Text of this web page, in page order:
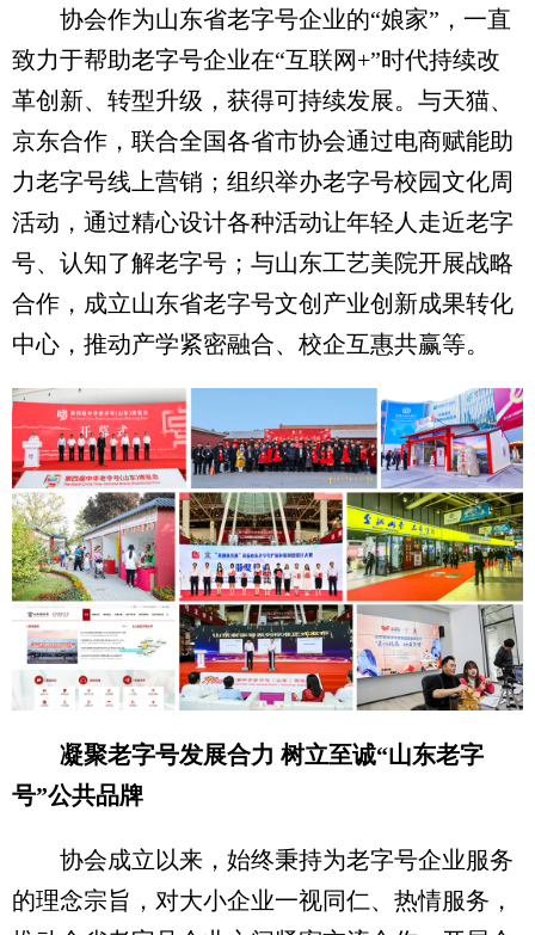
协会作为山东省老字号企业的“娘家”，一直
致力于帮助老字号企业在“互联网+”时代持续改
革创新、转型升级，获得可持续发展。与天猫、
京东合作，联合全国各省市协会通过电商赋能助
力老字号线上营销；组织举办老字号校园文化周
活动，通过精心设计各种活动让年轻人走近老字
号、认知了解老字号；与山东工艺美院开展战略
合作，成立山东省老字号文创产业创新成果转化
中心，推动产学紧密融合、校企互惠共赢等。
凝聚老字号发展合力 树立至诚“山东老字
号”公共品牌
协会成立以来，始终秉持为老字号企业服务
的理念宗旨，对大小企业一视同仁、热情服务，